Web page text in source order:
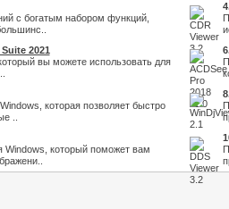
с богатым набором функций,
2021
вы можете использовать для
которая позволяет быстро
..
Windows, который поможет вам